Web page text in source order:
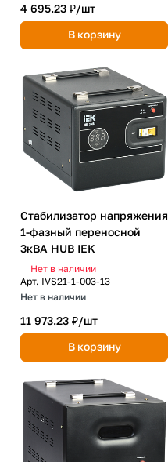
4 695.23 ₽/шт
В корзину
Стабилизатор напряжения
1-фазный переносной
3кВА HUB IEK
Нет в наличии
Арт. IVS21-1-003-13
Нет в наличии
11 973.23 ₽/шт
В корзину